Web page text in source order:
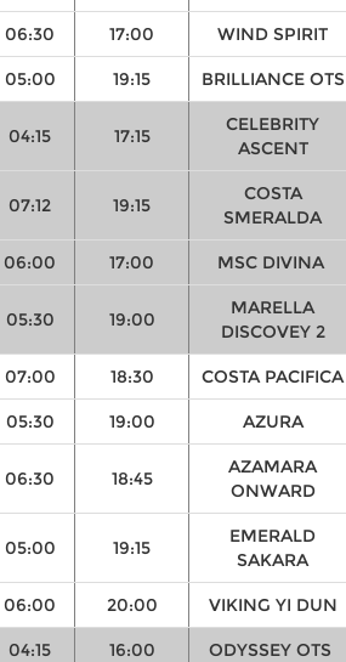
06:30 17:00 WIND SPIRIT
05:00 19:15 BRILLIANCE OTS
04:15 17:15
CELEBRITY
ASCENT
07:12 19:15
COSTA
SMERALDA
06:00 17:00 MSC DIVINA
05:30 19:00
MARELLA
DISCOVEY 2
07:00 18:30 COSTA PACIFICA
05:30 19:00 AZURA
06:30 18:45
AZAMARA
ONWARD
05:00 19:15
EMERALD
SAKARA
06:00 20:00 VIKING YI DUN
04:15 16:00 ODYSSEY OTS